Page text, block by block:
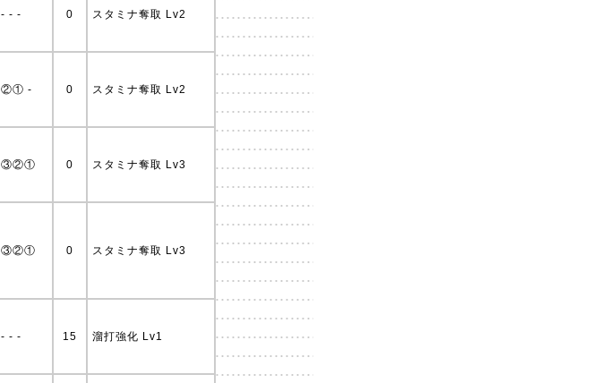
- - - 0 スタミナ奪取 Lv2
②① - 0 スタミナ奪取 Lv2
③②① 0 スタミナ奪取 Lv3
③②① 0 スタミナ奪取 Lv3
- - - 15 溜打強化 Lv1